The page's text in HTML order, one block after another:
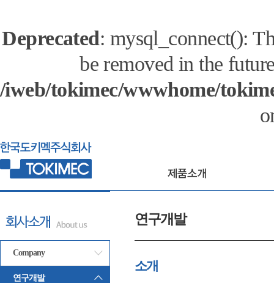
Deprecated: mysql_connect():
be removed in the
/iweb/tokimec/wwwhome/
Company
연구개발
연구개발
소개